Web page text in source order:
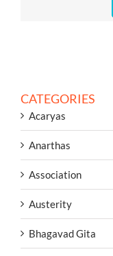
CATEGORIES
Acaryas
Anarthas
Association
Austerity
Bhagavad Gita